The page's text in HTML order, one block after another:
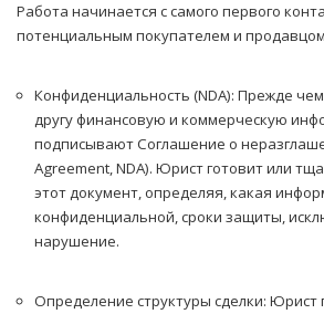
Работа начинается с самого первого
потенциальным покупателем и
Конфиденциальность (NDA): Прежде
другу финансовую и коммерческую
подписывают Соглашение о
Agreement, NDA). Юрист готовит или
этот документ, определяя, какая
конфиденциальной, сроки защиты,
нарушение.
Определение структуры сделки: Юрист